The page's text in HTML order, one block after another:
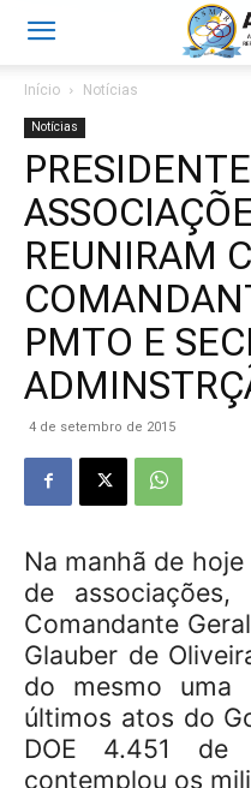
Início Notícias
Notícias
REUNIRAM
PMTO E
4 de setembro de 2015
Na manhã de
de
Comandante
Glauber de
do mesmo uma
últimos atos do
DOE 4.451 de
contemplou os